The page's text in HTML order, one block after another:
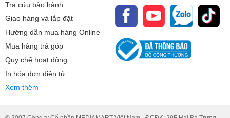
Tra cứu bảo hành
Giao hàng và lắp đặt
Hướng dẫn mua hàng Online
Mua hàng trả góp
Quy chế hoạt động
In hóa đơn điện tử
Xem thêm